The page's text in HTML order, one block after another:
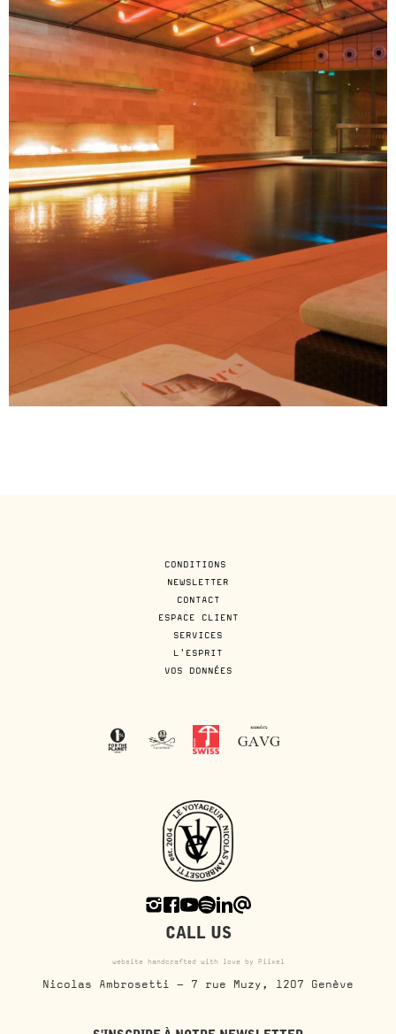
CONDITIONS
NEWSLETTER
CONTACT
ESPACE CLIENT
SERVICES
L'ESPRIT
VOS DONNÉES
CALL US
website handcrafted with love by Piixel
Nicolas Ambrosetti - 7 rue Muzy, 1207 Genève